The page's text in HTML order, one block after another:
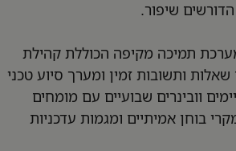
שיפור.
תמיכה מקיפה הכוללת קהילת
ותשובות זמין ומערך סיוע טכני
וובינרים שבועיים עם מומחים
בוחן אמיתיים ומגמות עדכניות